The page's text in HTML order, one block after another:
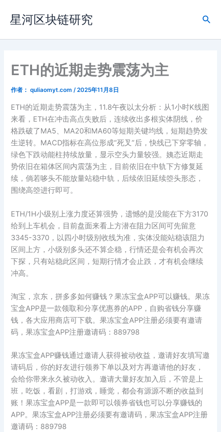
容
星河区块链研究
搜
ETH的近期走势震荡为主
作者： quliaomyt.com /2025年11月8日
ETH的近期走势震荡为主，11.8午夜以太分析：从1小时K线图
来看，ETH在冲击高点失败后，连续收出多根实体阴线，价
格跌破了MA5、MA20和MA60等短期关键均线，短期趋势发
生逆转。MACD指标在高位形成“死叉”后，快线已下穿零轴，
绿色下跌动能柱持续放量，显示空头力量较强。姨态近期走
势依旧在箱体区间内震荡为主，目前依旧在中轨下方修复延
续，倘若哆头不能放量站稳中轨，后续依旧延续箜头形态，
围绕高箜进行即可。
ETH/1H小级别上涨力度还算强势，遗憾的是没能在下方3170
给到上车机会，目前盘面来看上方潜在阻力区间可先留意
3345-3370，以四小时级别收线为准，实体没能站稳该阻力
区间上方，小级别多头还不算企稳，行情还是会有机会再次
下探，只有站稳此区间，短期行情才会止跌，才有机会继续
冲高。
淘宝，京东，拼多多如何赚钱？果冻宝盒APP可以赚钱。果冻
宝盒APP是一款领取和分享优惠券的APP，自购省钱分享赚
钱，各大应用商店可下载。果冻宝盒APP注册必须要有邀请
码，果冻宝盒APP注册邀请码：889798
果冻宝盒APP赚钱通过邀请人获得被动收益，邀请好友填写邀
请码后，你的好友进行领券下单以及对方再邀请他的好友，
会给你带来永久被动收入。邀请大量好友加入后，不管是上
班，吃饭，看剧，打游戏，睡觉，都会有源源不断的收益到
账！果冻宝盒APP是一款即可以领券省钱也可以分享赚钱的
APP。果冻宝盒APP注册必须要有邀请码，果冻宝盒APP注册
邀请码：889798